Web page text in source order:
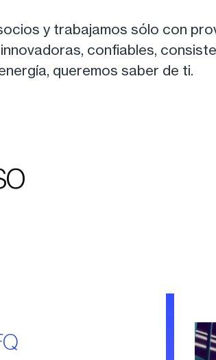
y trabajamos sólo con
confiables,
queremos saber de ti.